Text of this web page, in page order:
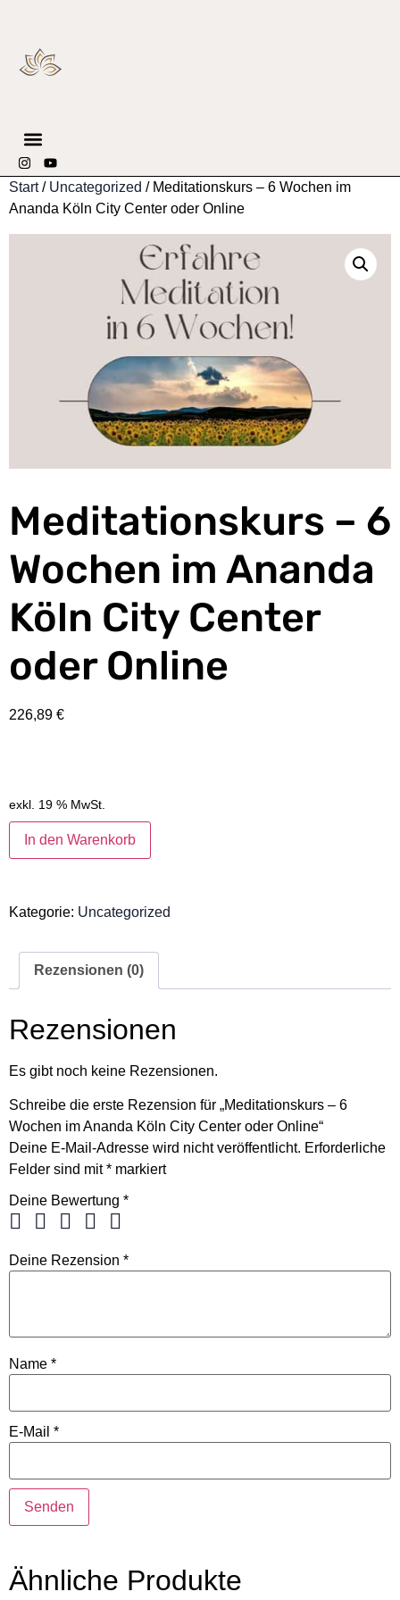
Start/ Uncategorized / Meditationskurs – 6 Wochen im
Ananda Köln City Center oder Online
Meditationskurs – 6
Wochen im Ananda
Köln City Center
oder Online
226,89 €
exkl. 19 % MwSt.
In den Warenkorb
Kategorie: Uncategorized
Rezensionen (0)
Rezensionen
Es gibt noch keine Rezensionen.
Schreibe die erste Rezension für „Meditationskurs – 6
Wochen im Ananda Köln City Center oder Online“
Deine E-Mail-Adresse wird nicht veröffentlicht. Erforderliche
Felder sind mit* markiert
Deine Bewertung *
Deine Rezension *
Name *
E-Mail *
Ähnliche Produkte